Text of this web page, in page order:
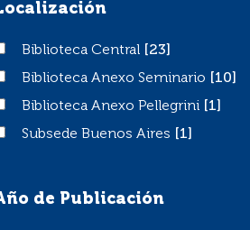
Central
Biblioteca Central
[23]
Anexo Seminario
Biblioteca Anexo Seminario
[10]
Anexo Pellegrini
Biblioteca Anexo Pellegrini
[1]
Buenos Aires
Subsede Buenos Aires [1]
de Publicación